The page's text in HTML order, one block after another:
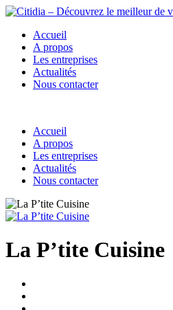
Accueil
A propos
Les entreprises
Actualités
Nous contacter
Accueil
A propos
Les entreprises
Actualités
Nous contacter
La P’tite Cuisine